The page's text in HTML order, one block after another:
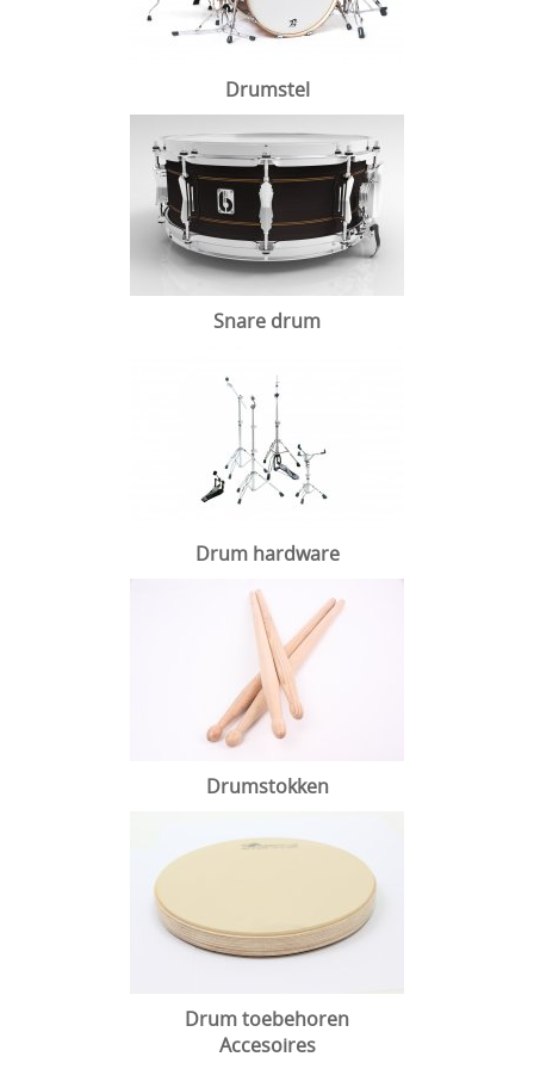
Drumstel
Snare drum
Drum hardware
Drumstokken
Drum toebehoren
Accesoires